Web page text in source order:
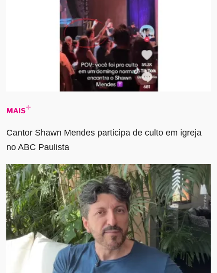
MAIS
Cantor Shawn Mendes participa de culto em igreja
no ABC Paulista